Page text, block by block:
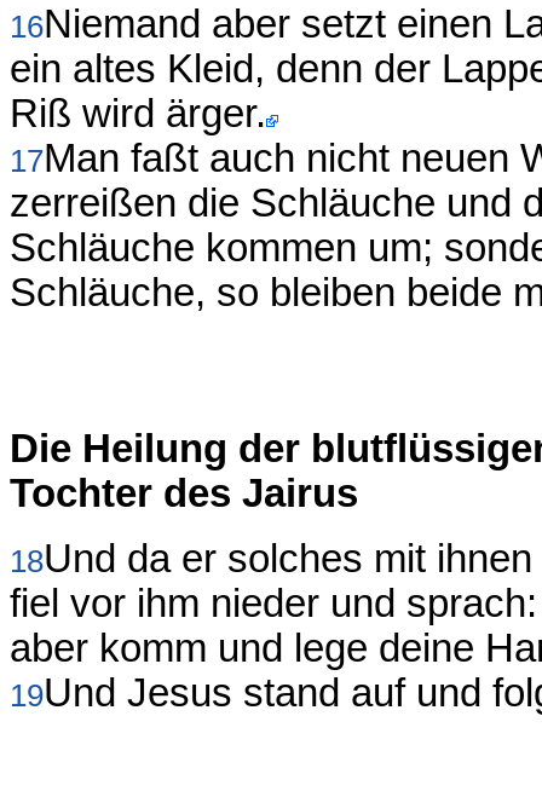
16Niemand aber setzt einen
ein altes Kleid, denn der
Riß wird ärger.
17Man faßt auch nicht neuen
zerreißen die Schläuche und
Schläuche kommen um;
Schläuche, so bleiben beide
Die Heilung der
Tochter des Jairus
18Und da er solches mit
fiel vor ihm nieder und
aber komm und lege deine
19Und Jesus stand auf und